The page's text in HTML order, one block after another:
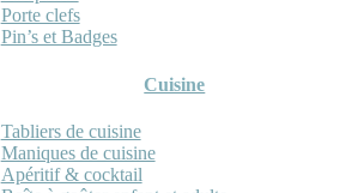
Porte clefs
Pin’s et Badges
Cuisine
Tabliers de cuisine
Maniques de cuisine
Apéritif & cocktail